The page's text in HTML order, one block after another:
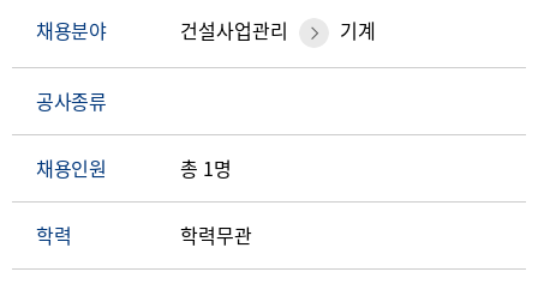
채용분야 건설사업관리 기계
공사종류
채용인원 총 1명
학력 학력무관